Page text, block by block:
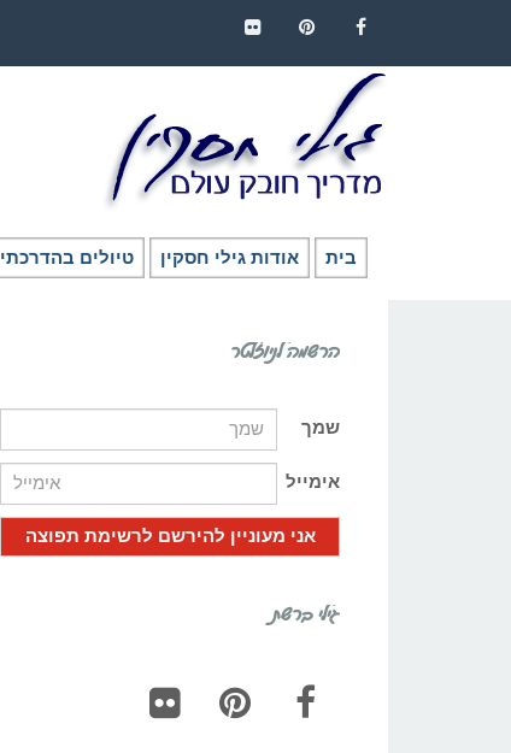
בית אודות גילי חסקין טיולים בהדרכתי
הרשמה לניוזלטר
שמך
אימייל
גילי ברשת